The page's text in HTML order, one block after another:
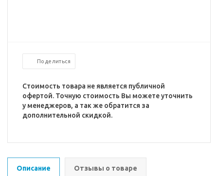
Поделиться
Стоимость товара не является публичной
офертой. Точную стоимость Вы можете уточнить
у менеджеров, а так же обратится за
дополнительной скидкой.
Описание Отзывы о товаре